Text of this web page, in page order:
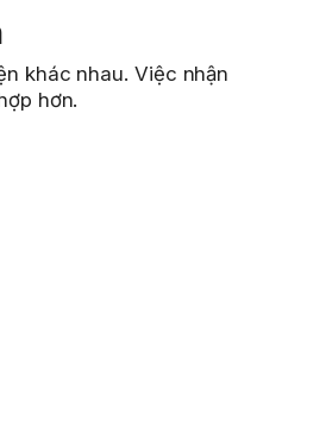
khác nhau. Việc nhận
hơn.